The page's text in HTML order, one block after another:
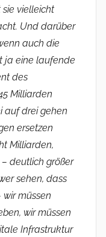
vielleicht
Und darüber
auch die
ja eine laufende
des
Milliarden
auf drei gehen
ersetzen
Milliarden,
deutlich größer
sehen, dass
müssen
wir müssen
Infrastruktur